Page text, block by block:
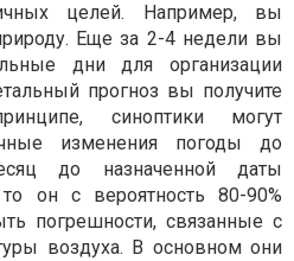
целей. Например, вы
Еще за 2-4 недели вы
дни для организации
прогноз вы получите
синоптики могут
изменения погоды до
до назначенной даты
он с вероятность 80-90%
погрешности, связанные с
воздуха. В основном они